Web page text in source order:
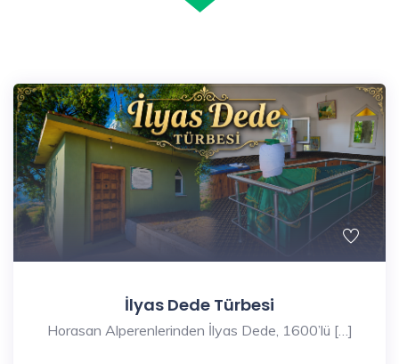
İlyas Dede Türbesi
Horasan Alperenlerinden İlyas Dede, 1600’lü […]